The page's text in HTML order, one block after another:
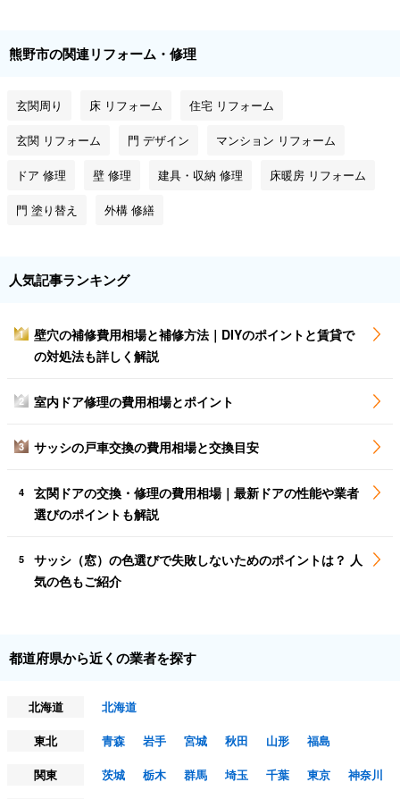
熊野市の関連リフォーム・修理
玄関周り 床 リフォーム 住宅 リフォーム
玄関 リフォーム 門 デザイン マンション リフォーム
ドア 修理 壁 修理 建具・収納 修理 床暖房 リフォーム
門 塗り替え 外構 修繕
人気記事ランキング
1
壁穴の補修費用相場と補修方法｜DIYのポイントと賃貸で
の対処法も詳しく解説
2 室内ドア修理の費用相場とポイント
3 サッシの戸車交換の費用相場と交換目安
4
玄関ドアの交換・修理の費用相場｜最新ドアの性能や業者
選びのポイントも解説
5
サッシ（窓）の色選びで失敗しないためのポイントは？ 人
気の色もご紹介
都道府県から近くの業者を探す
北海道
北海道
東北
青森 岩手 宮城 秋田 山形
福島
関東
茨城 栃木 群馬 埼玉 千葉 東京
神奈川